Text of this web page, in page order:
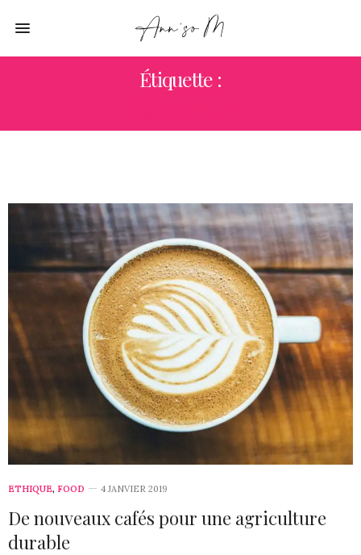
Étiquette :
ETHIQUE, FOOD 4 JANVIER 2019
De nouveaux cafés pour une agriculture
durable